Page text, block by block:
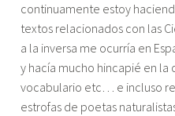
continuamente estoy
textos relacionados con las
a la inversa me ocurría en
y hacía mucho hincapié en
vocabulario etc… e incluso
estrofas de poetas